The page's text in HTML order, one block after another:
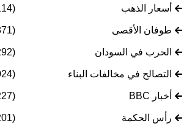
أسعار الذهب (58114)
طوفان الأقصى (42871)
الحرب في السودان (41292)
التصالح في مخالفات البناء (26024)
أخبار BBC (24227)
رأس الحكمة (21201)